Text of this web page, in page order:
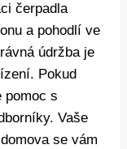
čerpadla
a pohodlí ve
údržba je
Pokud
pomoc s
Vaše
se vám